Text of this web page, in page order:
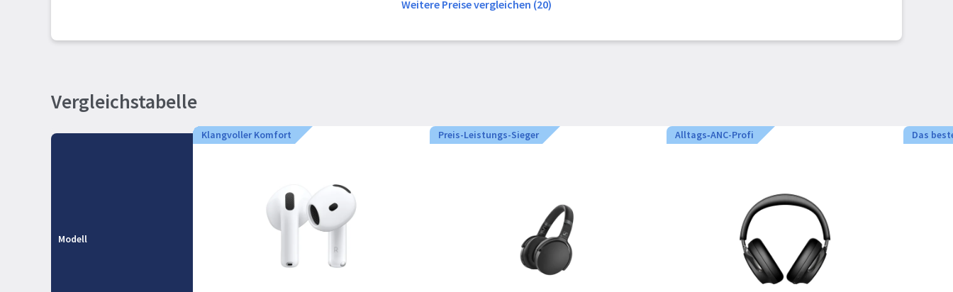
Weitere Preise vergleichen (20)
Vergleichstabelle
Modell
Klangvoller Komfort Preis-Leistungs-Sieger Alltags‑ANC-Profi Das